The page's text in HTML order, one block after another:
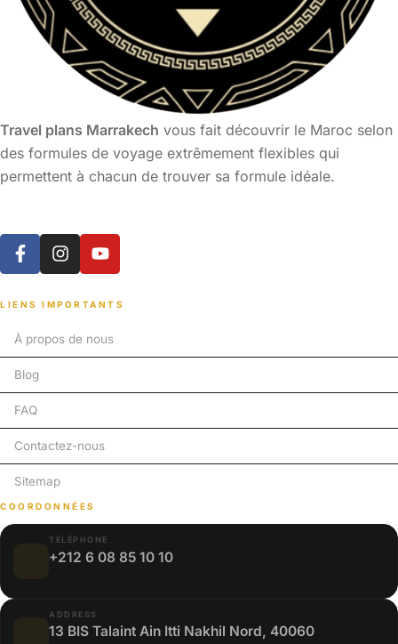
Travel plans Marrakech vous fait découvrir le Maroc selon
des formules de voyage extrêmement flexibles qui
permettent à chacun de trouver sa formule idéale.
LIENS IMPORTANTS
À propos de nous
Blog
FAQ
Contactez-nous
Sitemap
COORDONNÉES
TÉLÉPHONE
+212 6 08 85 10 10
ADDRESS
13 BIS Talaint Ain Itti Nakhil Nord, 40060